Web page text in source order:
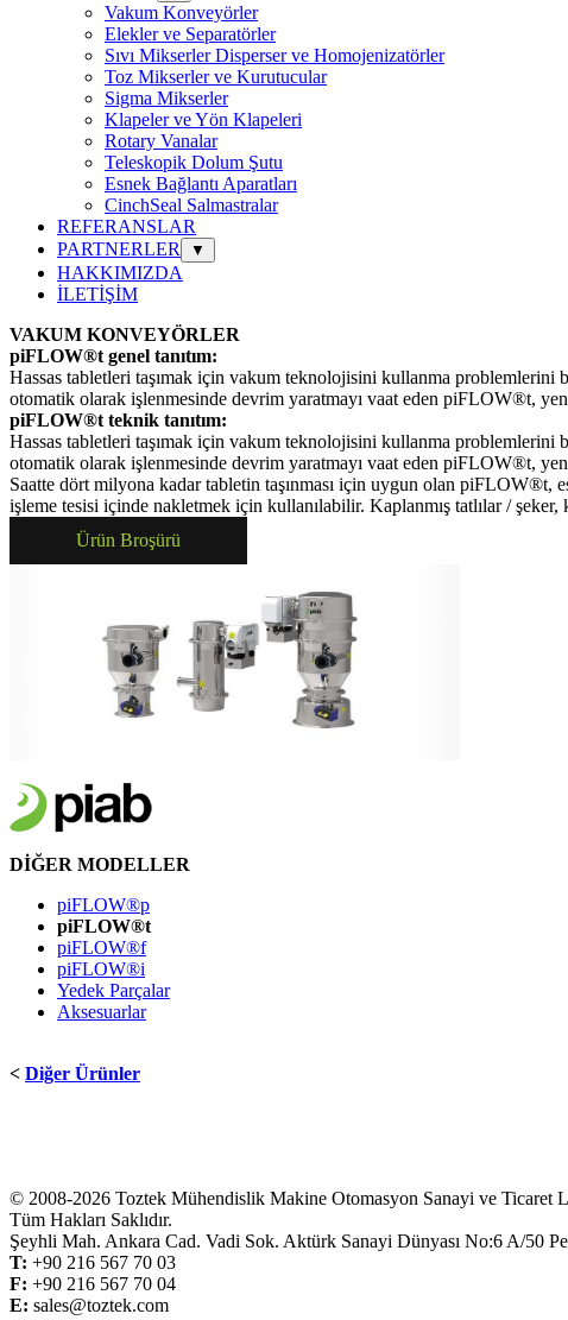
Vakum Konveyörler
Elekler ve Separatörler
Sıvı Mikserler Disperser ve Homojenizatörler
Toz Mikserler ve Kurutucular
Sigma Mikserler
Klapeler ve Yön Klapeleri
Rotary Vanalar
Teleskopik Dolum Şutu
Esnek Bağlantı Aparatları
CinchSeal Salmastralar
REFERANSLAR
PARTNERLER
▼
HAKKIMIZDA
İLETİŞİM
VAKUM KONVEYÖRLER
piFLOW®t genel tanıtım:
Hassas tabletleri taşımak için vakum teknolojisini kullanma problemlerini
otomatik olarak işlenmesinde devrim yaratmayı vaat eden piFLOW®t,
piFLOW®t teknik tanıtım:
Hassas tabletleri taşımak için vakum teknolojisini kullanma problemlerini
otomatik olarak işlenmesinde devrim yaratmayı vaat eden piFLOW®t,
Saatte dört milyona kadar tabletin taşınması için uygun olan piFLOW®t,
işleme tesisi içinde nakletmek için kullanılabilir. Kaplanmış tatlılar /
Ürün Broşürü
DİĞER MODELLER
piFLOW®p
piFLOW®t
piFLOW®f
piFLOW®i
Yedek Parçalar
Aksesuarlar
< Diğer Ürünler
© 2008-2026 Toztek Mühendislik Makine Otomasyon Sanayi ve Ticaret
Tüm Hakları Saklıdır.
Şeyhli Mah. Ankara Cad. Vadi Sok. Aktürk Sanayi Dünyası No:6 A/50
T: +90 216 567 70 03
F: +90 216 567 70 04
E: sales@toztek.com